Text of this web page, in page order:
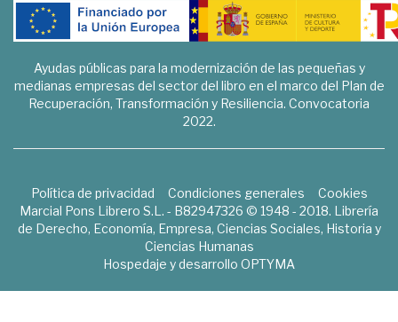
Ayudas públicas para la modernización de las pequeñas y
medianas empresas del sector del libro en el marco del Plan de
Recuperación, Transformación y Resiliencia. Convocatoria
2022.
Política de privacidad Condiciones generales
Cookies
Marcial Pons Librero S.L. - B82947326 © 1948 - 2018. Librería
de Derecho, Economía, Empresa, Ciencias Sociales, Historia y
Ciencias Humanas
Hospedaje y desarrollo OPTYMA